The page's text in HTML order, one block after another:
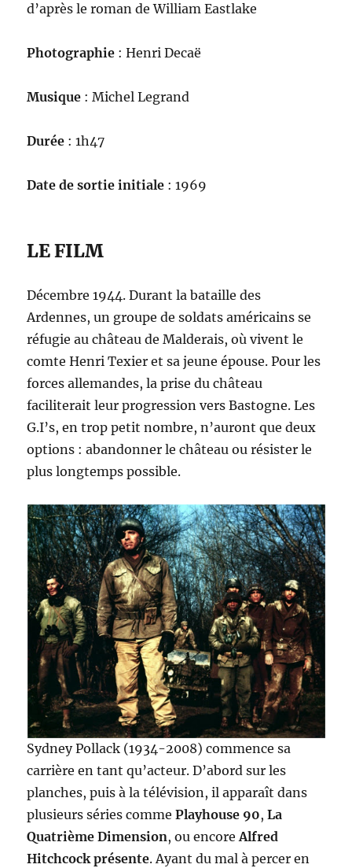
d’après le roman de William Eastlake
Photographie : Henri Decaë
Musique : Michel Legrand
Durée : 1h47
Date de sortie initiale : 1969
LE FILM
Décembre 1944. Durant la bataille des
Ardennes, un groupe de soldats américains se
réfugie au château de Malderais, où vivent le
comte Henri Texier et sa jeune épouse. Pour les
forces allemandes, la prise du château
faciliterait leur progression vers Bastogne. Les
G.I’s, en trop petit nombre, n’auront que deux
options : abandonner le château ou résister le
plus longtemps possible.
Sydney Pollack (1934-2008) commence sa
carrière en tant qu’acteur. D’abord sur les
planches, puis à la télévision, il apparaît dans
plusieurs séries commePlayhouse 90,La
Quatrième Dimension, ou encoreAlfred
Hitchcock présente. Ayant du mal à percer en